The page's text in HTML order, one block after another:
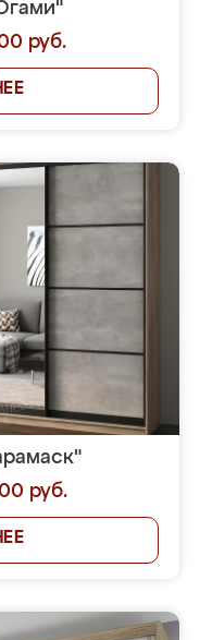
руб.
руб.